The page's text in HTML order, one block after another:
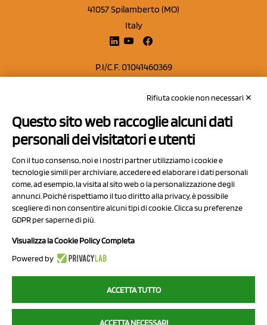
41057 Spilamberto (MO)
Italy
P.I/C.F. 01041460369
Capitale sociale Euro 50.000,00 i.v.
Contatti
Privacy Policy
Cookie Policy
Chi Siamo
2023 NCX Drahorad srl - All rights reserved
myfruit.it è parte del network diNCX DRAHORAD
Rifiuta cookie non necessari ✕
Questo sito web raccoglie alcuni dati
personali dei visitatori e utenti
Con il tuo consenso, noi e i nostri partner utilizziamo i cookie e
tecnologie simili per archiviare, accedere ed elaborare i dati personali
come, ad esempio, la visita al sito web o la personalizzazione degli
annunci. Poiché rispettiamo il tuo diritto alla privacy, è possibile
scegliere di non consentire alcuni tipi di cookie. Clicca su preferenze
GDPR per saperne di più.
Visualizza la Cookie Policy Completa
Powered by
ACCETTA TUTTO
ACCETTA NECESSARI